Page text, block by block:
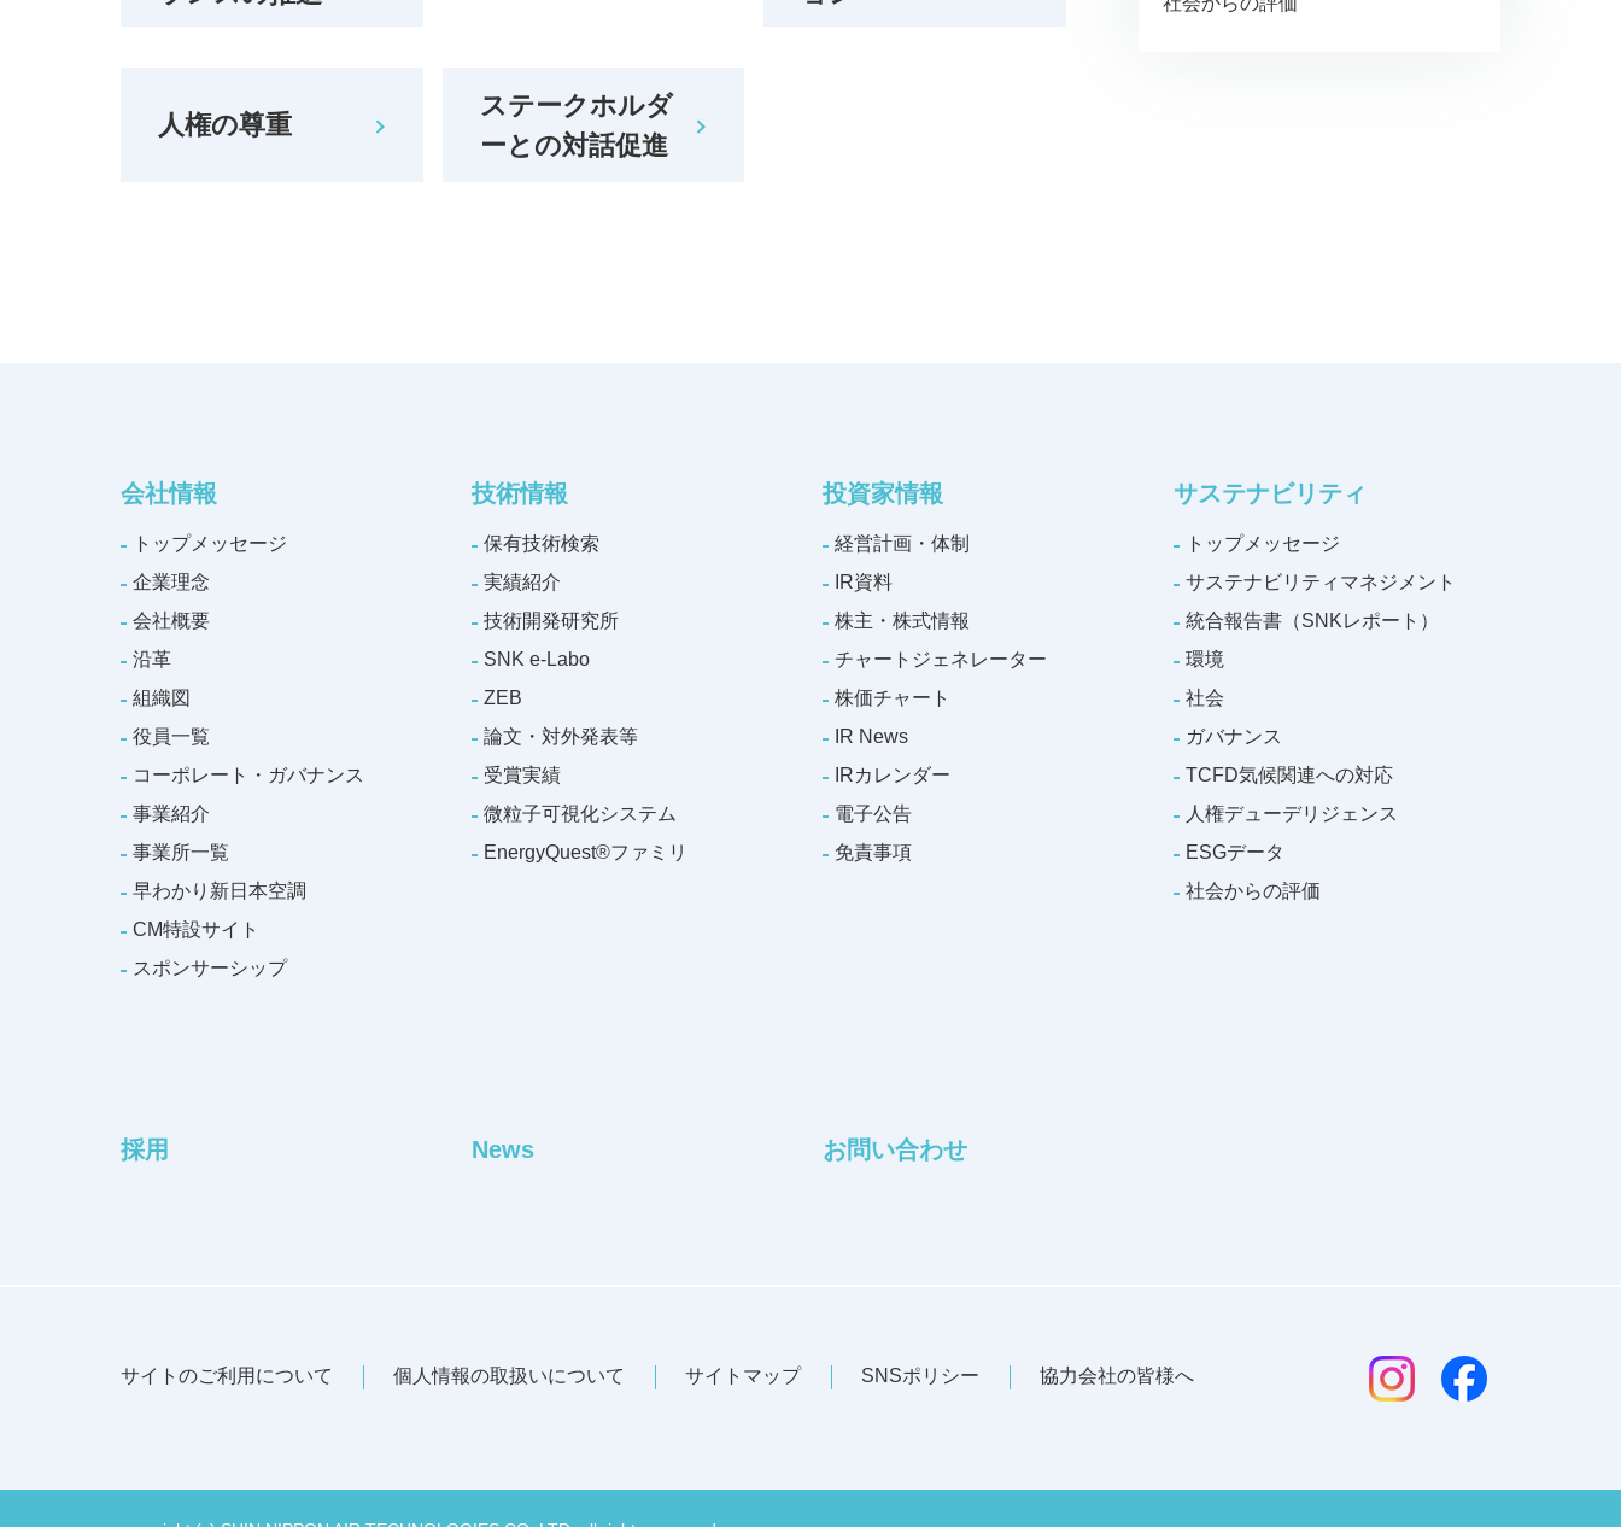
人権の尊重
ステークホルダ
ーとの対話促進
会社情報
トップメッセージ
企業理念
会社概要
沿革
組織図
役員一覧
コーポレート・ガバナンス
事業紹介
事業所一覧
早わかり新日本空調
CM特設サイト
スポンサーシップ
技術情報
保有技術検索
実績紹介
技術開発研究所
SNK e-Labo
ZEB
論文・対外発表等
受賞実績
微粒子可視化システム
EnergyQuest®ファミリ
投資家情報
経営計画・体制
IR資料
株主・株式情報
チャートジェネレーター
株価チャート
IR News
IRカレンダー
電子公告
免責事項
サステナビリティ
トップメッセージ
サステナビリティマネジメント
統合報告書（SNKレポート）
環境
社会
ガバナンス
TCFD気候関連への対応
人権デューデリジェンス
ESGデータ
社会からの評価
採用 News お問い合わせ
サイトのご利用について 個人情報の取扱いについて サイトマップ SNSポリシー 協力会社の皆様へ